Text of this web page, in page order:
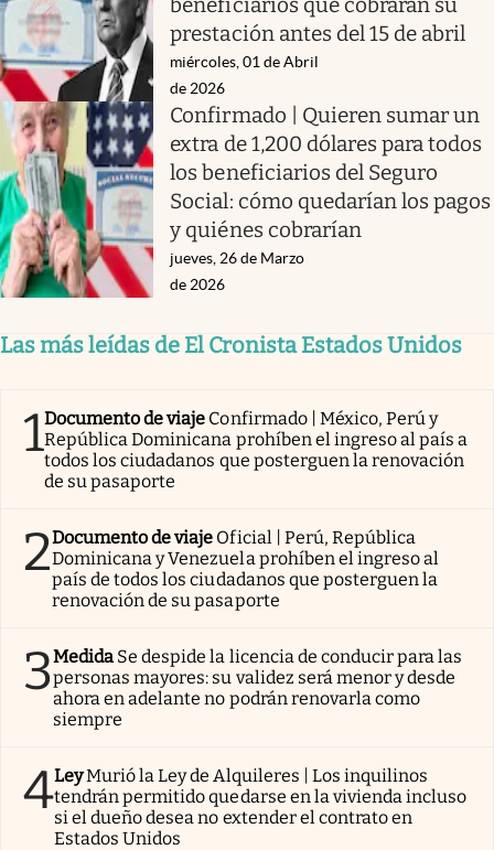
prestación antes del 15 de abril
miércoles, 01 de Abril
de 2026
Confirmado | Quieren sumar un
extra de 1,200 dólares para todos
los beneficiarios del Seguro
Social: cómo quedarían los pagos
y quiénes cobrarían
jueves, 26 de Marzo
de 2026
Las más leídas de El Cronista Estados Unidos
1Documento de viaje Confirmado | México, Perú y
República Dominicana prohíben el ingreso al país a
todos los ciudadanos que posterguen la renovación
de su pasaporte
2Documento de viaje Oficial | Perú, República
Dominicana y Venezuela prohíben el ingreso al
país de todos los ciudadanos que posterguen la
renovación de su pasaporte
3Medida Se despide la licencia de conducir para las
personas mayores: su validez será menor y desde
ahora en adelante no podrán renovarla como
siempre
4LeyMurió la Ley de Alquileres | Los inquilinos
tendrán permitido quedarse en la vivienda incluso
si el dueño desea no extender el contrato en
Estados Unidos